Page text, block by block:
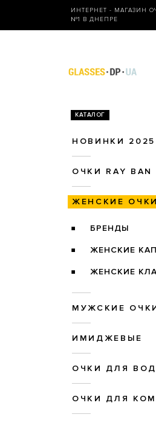
ИНТЕРНЕТ - МАГАЗИН
№1 В ДНЕПРЕ
КАТАЛОГ
НОВИНКИ 2025
ОЧКИ RAY BAN
ЖЕНСКИЕ ОЧКИ
БРЕНДЫ
ЖЕНСКИЕ
ЖЕНСКИЕ
МУЖСКИЕ
ИМИДЖЕВЫЕ
ОЧКИ ДЛЯ
ОЧКИ ДЛЯ